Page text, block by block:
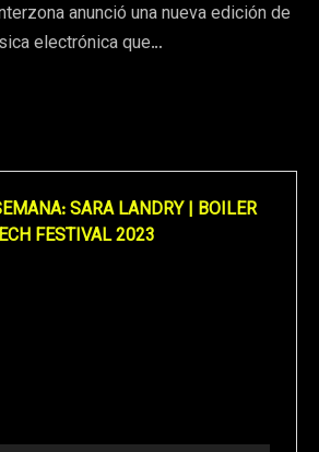
anunció una nueva edición de
electrónica que…
SARA LANDRY | BOILER
FESTIVAL 2023